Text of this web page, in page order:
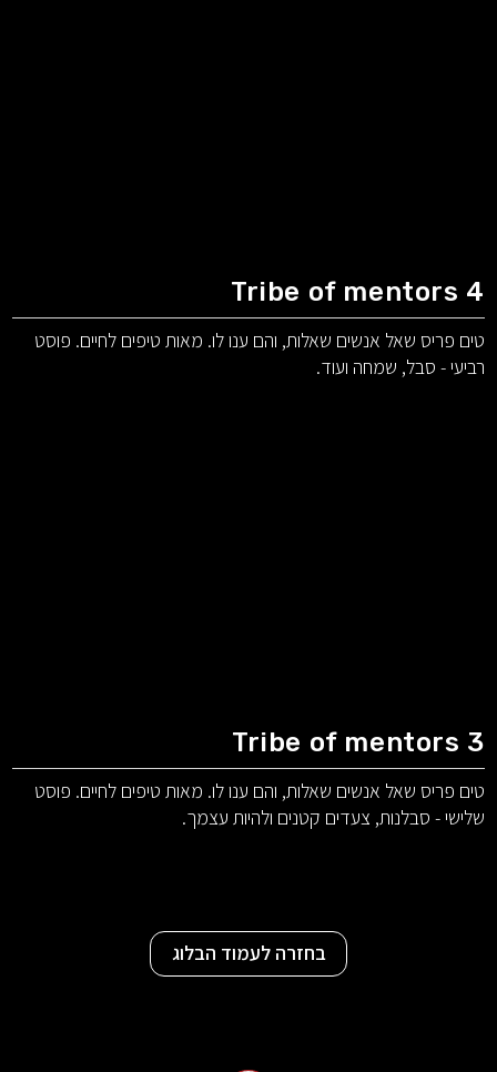
Tribe of mentors 4
טים פריס שאל אנשים שאלות, והם ענו לו. מאות טיפים לחיים. פוסט
רביעי - סבל, שמחה ועוד.
Tribe of mentors 3
טים פריס שאל אנשים שאלות, והם ענו לו. מאות טיפים לחיים. פוסט
שלישי - סבלנות, צעדים קטנים ולהיות עצמך.
בחזרה לעמוד הבלוג